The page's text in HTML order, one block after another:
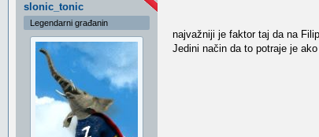
slonic_tonic
Legendarni građanin
najvažniji je faktor taj da na
Jedini način da to potraje je